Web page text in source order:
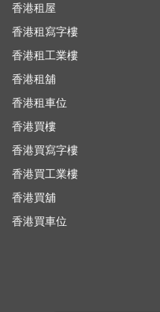
香港租屋
香港租寫字樓
香港租工業樓
香港租舖
香港租車位
香港買樓
香港買寫字樓
香港買工業樓
香港買舖
香港買車位